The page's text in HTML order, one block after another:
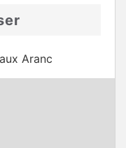
Aranc